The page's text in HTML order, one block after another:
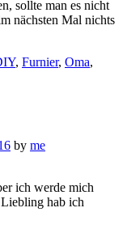
sollte man es nicht
nächsten Mal nichts
, Furnier, Oma,
by me
ich werde mich
hab ich